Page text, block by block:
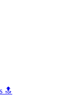
🔝